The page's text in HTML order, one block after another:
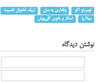
اومبرتو اکو وفاداری به متن اریک امانوئل اشمیت
میلارپا
اسکار و بانوی گلی‌پوش
نوشتن دیدگاه